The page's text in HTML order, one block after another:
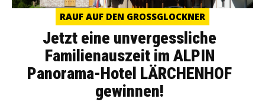
RAUF AUF DEN GROSSGLOCKNER
Jetzt eine unvergessliche
Familienauszeit im ALPIN
Panorama-Hotel LÄRCHENHOF
gewinnen!